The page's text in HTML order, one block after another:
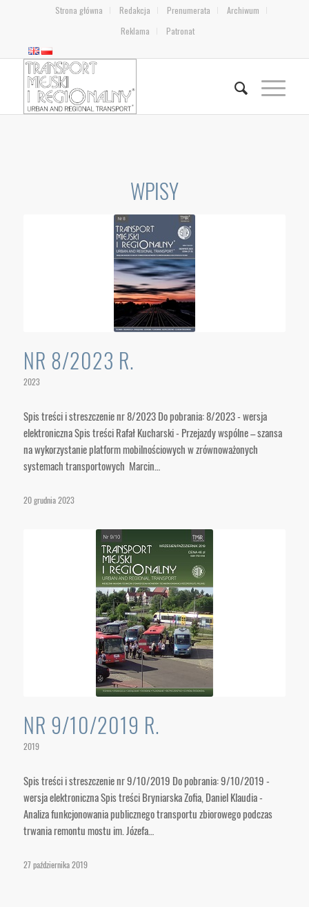
Strona główna Redakcja Prenumerata
Archiwum
Reklama
Patronat
WPISY
NR 8/2023 R.
2023
Spis treści i streszczenie nr 8/2023 Do pobrania: 8/2023 - wersja
elektroniczna Spis treści Rafał Kucharski - Przejazdy wspólne – szansa
na wykorzystanie platform mobilnościowych w zrównoważonych
systemach transportowych Marcin…
20 grudnia 2023
NR 9/10/2019 R.
2019
Spis treści i streszczenie nr 9/10/2019 Do pobrania: 9/10/2019 -
wersja elektroniczna Spis treści Bryniarska Zofia, Daniel Klaudia -
Analiza funkcjonowania publicznego transportu zbiorowego podczas
trwania remontu mostu im. Józefa…
27 października 2019